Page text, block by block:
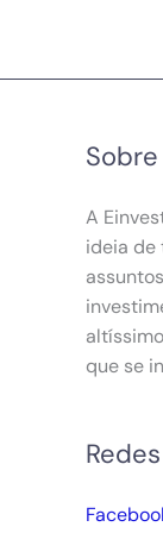
Sobre
A
ideia de
que se